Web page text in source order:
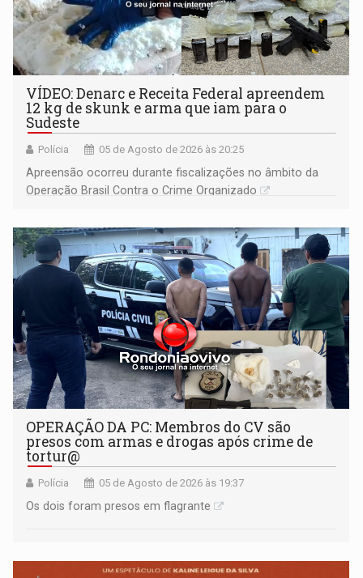
VÍDEO: Denarc e Receita Federal apreendem
12 kg de skunk e arma que iam para o
Sudeste
Polícia 05 de Agosto de 2026 às 20:25
Apreensão ocorreu durante fiscalizações no âmbito da
Operação Brasil Contra o Crime Organizado
OPERAÇÃO DA PC: Membros do CV são
presos com armas e drogas após crime de
tortur@
Polícia 05 de Agosto de 2026 às 19:37
Os dois foram presos em flagrante